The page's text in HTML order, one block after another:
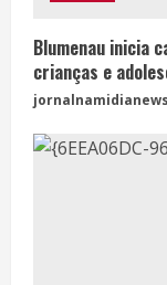
Blumenau inicia
crianças e